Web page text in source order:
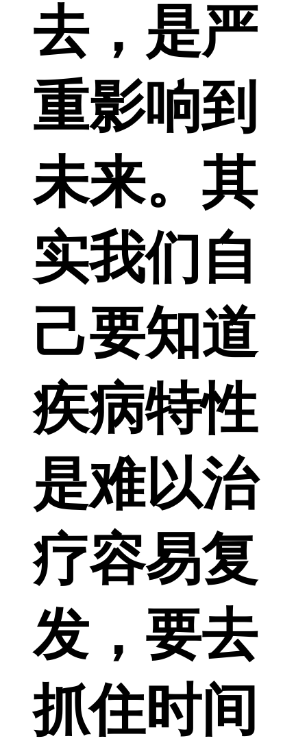
去，是严
重影响到
未来。其
实我们自
己要知道
疾病特性
是难以治
疗容易复
发，要去
抓住时间